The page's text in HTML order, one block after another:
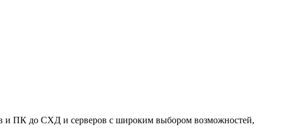
и ПК до СХД и серверов с широким выбором возможностей,